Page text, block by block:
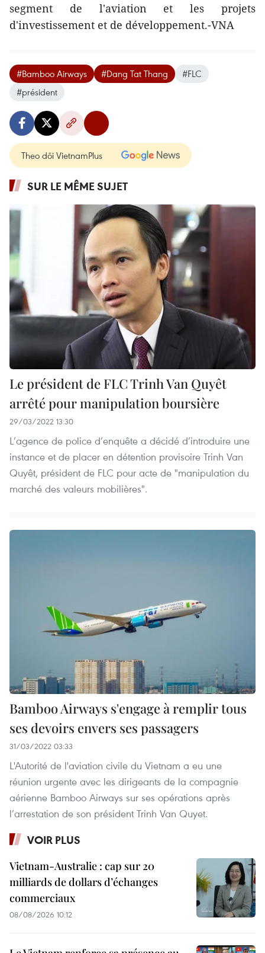
segment de l'aviation et les projets
d'investissement et de développement.-VNA
#Bamboo Airways #Dang Tat Thang
#FLC
#président
Theo dõi VietnamPlus
SUR LE MÊME SUJET
Le président de FLC Trinh Van Quyêt
arrêté pour manipulation boursière
29/03/2022 13:30
L’agence de police d’enquête a décidé d’introduire une
instance et de placer en détention provisoire Trinh Van
Quyêt, président de FLC pour acte de "manipulation du
marché des valeurs mobilières".
Bamboo Airways s'engage à remplir tous
ses devoirs envers ses passagers
31/03/2022 03:33
L'Autorité de l'aviation civile du Vietnam a eu une
réunion urgente avec les dirigeants de la compagnie
aérienne Bamboo Airways sur ses opérations après
l’arrestation de son président Trinh Van Quyet.
VOIR PLUS
Vietnam-Australie : cap sur 20
milliards de dollars d’échanges
commerciaux
08/08/2026 10:12